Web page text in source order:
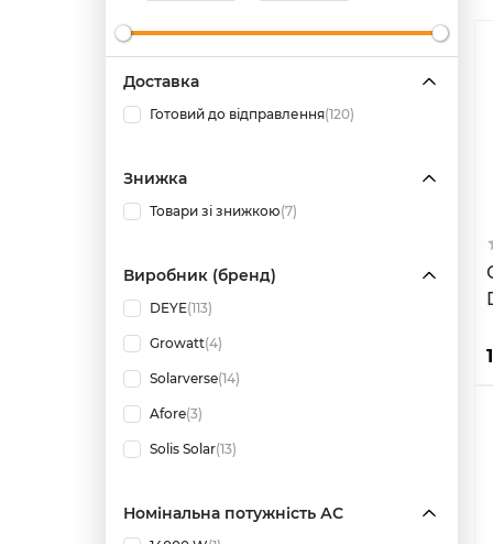
Доставка
Готовий до відправлення(120)
Знижка
Товари зі знижкою(7)
Виробник (бренд)
DEYE(113)
Growatt(4)
Solarverse(14)
Afore(3)
Solis Solar(13)
Номінальна потужність АС